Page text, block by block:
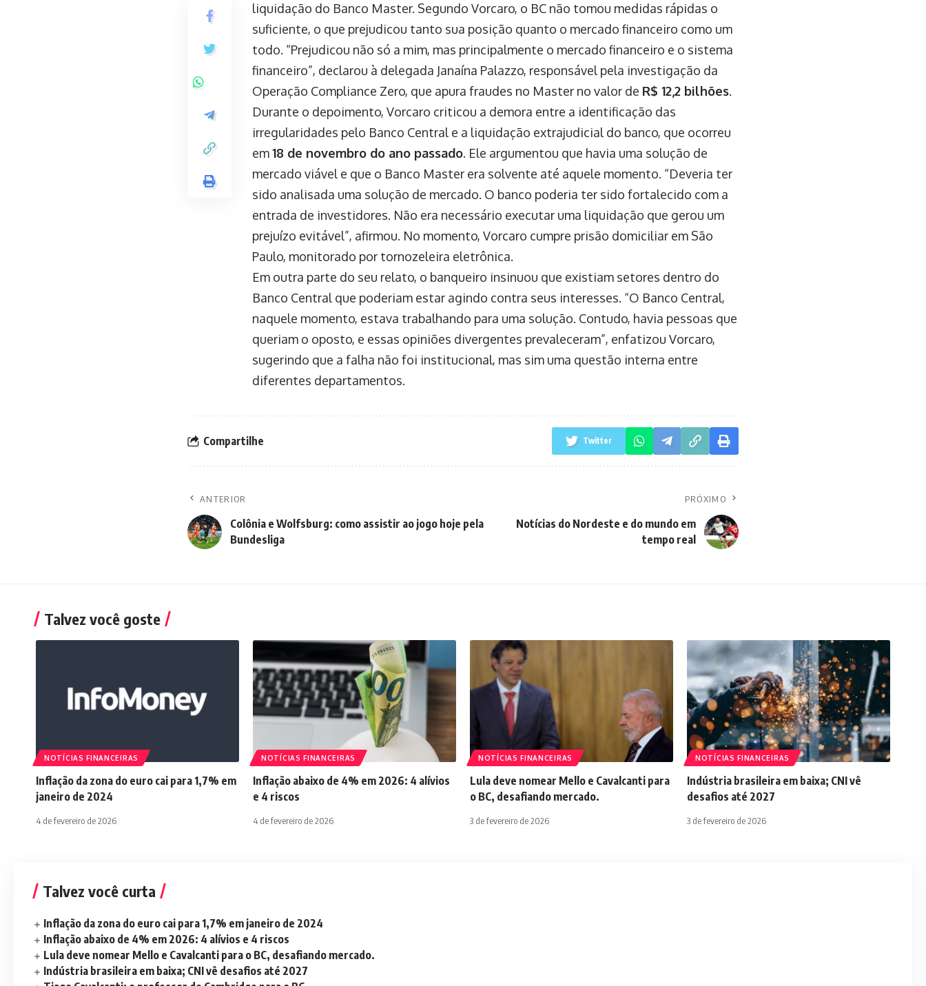
liquidação do Banco Master. Segundo Vorcaro, o BC não tomou medidas rápidas o
suficiente, o que prejudicou tanto sua posição quanto o mercado financeiro como um
todo. “Prejudicou não só a mim, mas principalmente o mercado financeiro e o sistema
financeiro”, declarou à delegada Janaína Palazzo, responsável pela investigação da
Operação Compliance Zero, que apura fraudes no Master no valor de R$ 12,2 bilhões.
Durante o depoimento, Vorcaro criticou a demora entre a identificação das
irregularidades pelo Banco Central e a liquidação extrajudicial do banco, que ocorreu
em18 de novembro do ano passado. Ele argumentou que havia uma solução de
mercado viável e que o Banco Master era solvente até aquele momento. “Deveria ter
sido analisada uma solução de mercado. O banco poderia ter sido fortalecido com a
entrada de investidores. Não era necessário executar uma liquidação que gerou um
prejuízo evitável”, afirmou. No momento, Vorcaro cumpre prisão domiciliar em São
Paulo, monitorado por tornozeleira eletrônica.
Em outra parte do seu relato, o banqueiro insinuou que existiam setores dentro do
Banco Central que poderiam estar agindo contra seus interesses. “O Banco Central,
naquele momento, estava trabalhando para uma solução. Contudo, havia pessoas que
queriam o oposto, e essas opiniões divergentes prevaleceram”, enfatizou Vorcaro,
sugerindo que a falha não foi institucional, mas sim uma questão interna entre
diferentes departamentos.
Compartilhe Twitter
ANTERIOR
Colônia e Wolfsburg: como assistir ao jogo hoje pela
Bundesliga
PRÓXIMO
Notícias do Nordeste e do mundo em
tempo real
Talvez você goste
NOTÍCIAS FINANCEIRAS
Inflação da zona do euro cai para 1,7% em
janeiro de 2024
4 de fevereiro de 2026
NOTÍCIAS FINANCEIRAS
Inflação abaixo de 4% em 2026: 4 alívios
e 4 riscos
4 de fevereiro de 2026
NOTÍCIAS FINANCEIRAS
Lula deve nomear Mello e Cavalcanti para
o BC, desafiando mercado.
3 de fevereiro de 2026
NOTÍCIAS FINANCEIRAS
Indústria brasileira em baixa; CNI vê
desafios até 2027
3 de fevereiro de 2026
Talvez você curta
Inflação da zona do euro cai para 1,7% em janeiro de 2024
Inflação abaixo de 4% em 2026: 4 alívios e 4 riscos
Lula deve nomear Mello e Cavalcanti para o BC, desafiando mercado.
Indústria brasileira em baixa; CNI vê desafios até 2027